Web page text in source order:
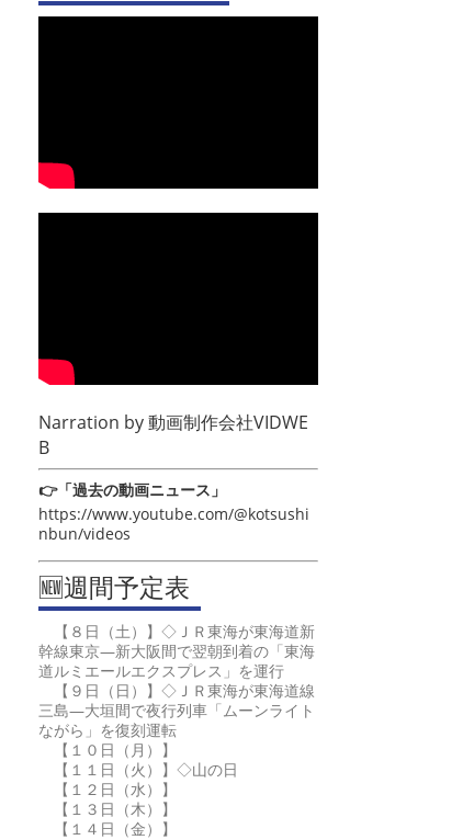
Narration by動画制作会社VIDWE
B
👉「過去の動画ニュース」
https://www.youtube.com/@kotsushi
nbun/videos
🆕週間予定表
【８日（土）】◇ＪＲ東海が東海道新
幹線東京―新大阪間で翌朝到着の「東海
道ルミエールエクスプレス」を運行
【９日（日）】◇ＪＲ東海が東海道線
三島―大垣間で夜行列車「ムーンライト
ながら」を復刻運転
【１０日（月）】
【１１日（火）】◇山の日
【１２日（水）】
【１３日（木）】
【１４日（金）】